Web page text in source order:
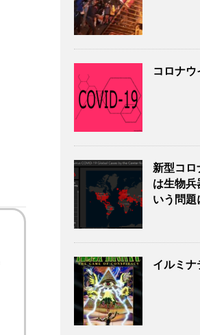
コロナウ
新型コロ
は生物兵
いう問題
イルミナ